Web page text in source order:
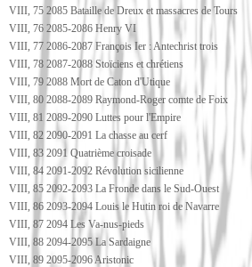
VIII, 75 2085 Bataille de Dreux et massacres de Tours
VIII, 76 2085-2086 Henry VI
VIII, 77 2086-2087 François Ier : Antechrist trois
VIII, 78 2087-2088 Stoïciens et chrétiens
VIII, 79 2088 Mort de Caton d'Utique
VIII, 80 2088-2089 Raymond-Roger comte de Foix
VIII, 81 2089-2090 Luttes pour l'Empire
VIII, 82 2090-2091 La chasse au cerf
VIII, 83 2091 Quatrième croisade
VIII, 84 2091-2092 Révolution sicilienne
VIII, 85 2092-2093 La Fronde dans le Sud-Ouest
VIII, 86 2093-2094 Louis le Hutin roi de Navarre
VIII, 87 2094 Les Va-nus-pieds
VIII, 88 2094-2095 La Sardaigne
VIII, 89 2095-2096 Aristonic